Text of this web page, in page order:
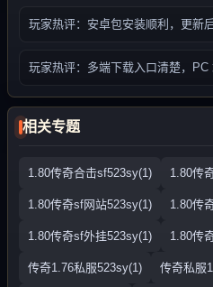
玩家热评：安卓包安装顺利，更新
玩家热评：多端下载入口清楚，PC
相关专题
1.80传奇合击sf523sy(1) 1.80传
1.80传奇sf网站523sy(1) 1.80传
1.80传奇sf外挂523sy(1) 1.80传
传奇1.76私服523sy(1) 传奇私服